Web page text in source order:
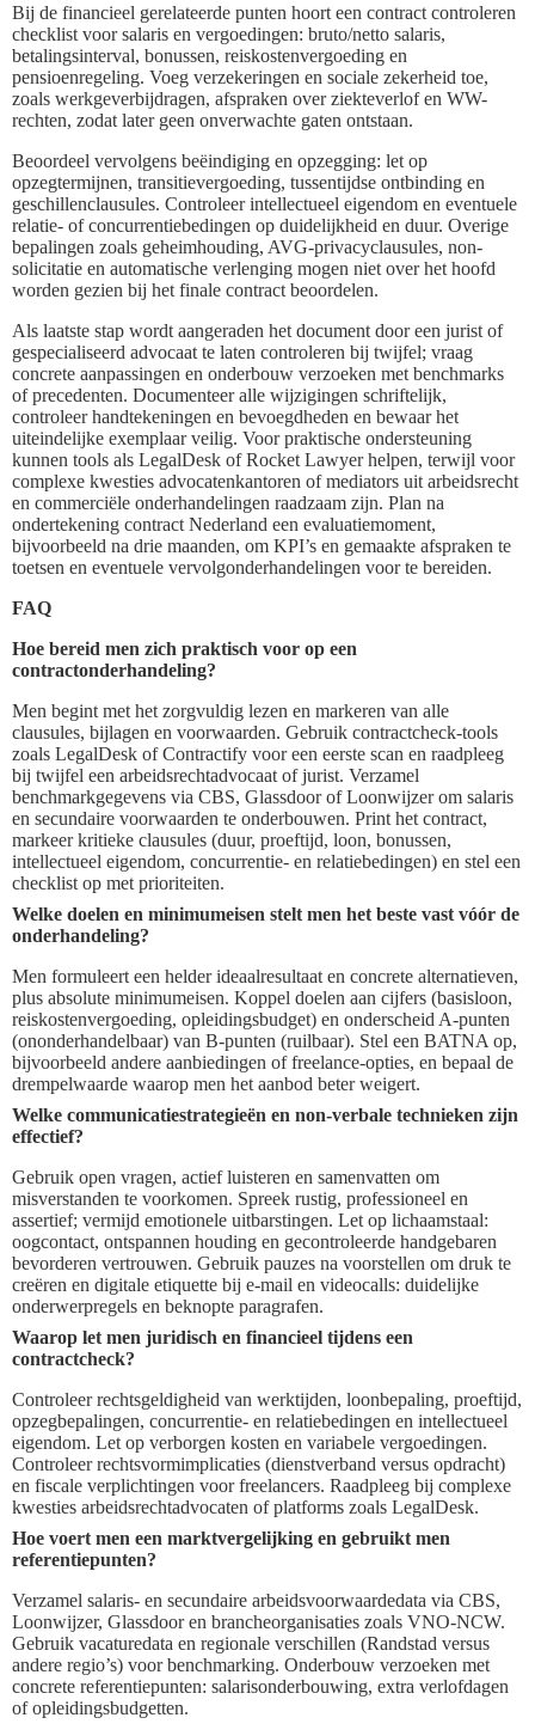
Bij de financieel gerelateerde punten hoort een contract controleren
checklist voor salaris en vergoedingen: bruto/netto salaris,
betalingsinterval, bonussen, reiskostenvergoeding en
pensioenregeling. Voeg verzekeringen en sociale zekerheid toe,
zoals werkgeverbijdragen, afspraken over ziekteverlof en WW-
rechten, zodat later geen onverwachte gaten ontstaan.
Beoordeel vervolgens beëindiging en opzegging: let op
opzegtermijnen, transitievergoeding, tussentijdse ontbinding en
geschillenclausules. Controleer intellectueel eigendom en eventuele
relatie- of concurrentiebedingen op duidelijkheid en duur. Overige
bepalingen zoals geheimhouding, AVG-privacyclausules, non-
solicitatie en automatische verlenging mogen niet over het hoofd
worden gezien bij het finale contract beoordelen.
Als laatste stap wordt aangeraden het document door een jurist of
gespecialiseerd advocaat te laten controleren bij twijfel; vraag
concrete aanpassingen en onderbouw verzoeken met benchmarks
of precedenten. Documenteer alle wijzigingen schriftelijk,
controleer handtekeningen en bevoegdheden en bewaar het
uiteindelijke exemplaar veilig. Voor praktische ondersteuning
kunnen tools als LegalDesk of Rocket Lawyer helpen, terwijl voor
complexe kwesties advocatenkantoren of mediators uit arbeidsrecht
en commerciële onderhandelingen raadzaam zijn. Plan na
ondertekening contract Nederland een evaluatiemoment,
bijvoorbeeld na drie maanden, om KPI’s en gemaakte afspraken te
toetsen en eventuele vervolgonderhandelingen voor te bereiden.
FAQ
Hoe bereid men zich praktisch voor op een
contractonderhandeling?
Men begint met het zorgvuldig lezen en markeren van alle
clausules, bijlagen en voorwaarden. Gebruik contractcheck-tools
zoals LegalDesk of Contractify voor een eerste scan en raadpleeg
bij twijfel een arbeidsrechtadvocaat of jurist. Verzamel
benchmarkgegevens via CBS, Glassdoor of Loonwijzer om salaris
en secundaire voorwaarden te onderbouwen. Print het contract,
markeer kritieke clausules (duur, proeftijd, loon, bonussen,
intellectueel eigendom, concurrentie- en relatiebedingen) en stel een
checklist op met prioriteiten.
Welke doelen en minimumeisen stelt men het beste vast vóór de
onderhandeling?
Men formuleert een helder ideaalresultaat en concrete alternatieven,
plus absolute minimumeisen. Koppel doelen aan cijfers (basisloon,
reiskostenvergoeding, opleidingsbudget) en onderscheid A-punten
(ononderhandelbaar) van B-punten (ruilbaar). Stel een BATNA op,
bijvoorbeeld andere aanbiedingen of freelance-opties, en bepaal de
drempelwaarde waarop men het aanbod beter weigert.
Welke communicatiestrategieën en non-verbale technieken zijn
effectief?
Gebruik open vragen, actief luisteren en samenvatten om
misverstanden te voorkomen. Spreek rustig, professioneel en
assertief; vermijd emotionele uitbarstingen. Let op lichaamstaal:
oogcontact, ontspannen houding en gecontroleerde handgebaren
bevorderen vertrouwen. Gebruik pauzes na voorstellen om druk te
creëren en digitale etiquette bij e-mail en videocalls: duidelijke
onderwerpregels en beknopte paragrafen.
Waarop let men juridisch en financieel tijdens een
contractcheck?
Controleer rechtsgeldigheid van werktijden, loonbepaling, proeftijd,
opzegbepalingen, concurrentie- en relatiebedingen en intellectueel
eigendom. Let op verborgen kosten en variabele vergoedingen.
Controleer rechtsvormimplicaties (dienstverband versus opdracht)
en fiscale verplichtingen voor freelancers. Raadpleeg bij complexe
kwesties arbeidsrechtadvocaten of platforms zoals LegalDesk.
Hoe voert men een marktvergelijking en gebruikt men
referentiepunten?
Verzamel salaris- en secundaire arbeidsvoorwaardedata via CBS,
Loonwijzer, Glassdoor en brancheorganisaties zoals VNO-NCW.
Gebruik vacaturedata en regionale verschillen (Randstad versus
andere regio’s) voor benchmarking. Onderbouw verzoeken met
concrete referentiepunten: salarisonderbouwing, extra verlofdagen
of opleidingsbudgetten.